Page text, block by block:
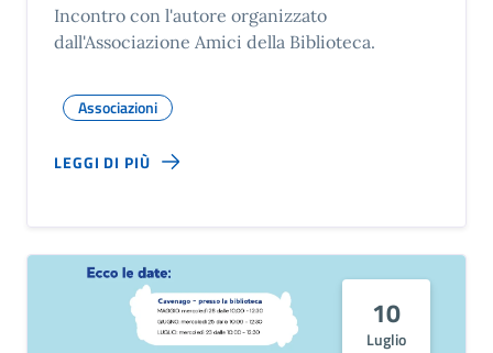
Incontro con l'autore organizzato
dall'Associazione Amici della Biblioteca.
Associazioni
LEGGI DI PIÙ
10
Luglio